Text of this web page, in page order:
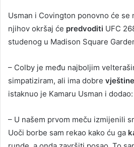
Usman i Covington ponovno će se
njihov okršaj će predvoditi UFC
studenog u Madison Square
– Colby je među najboljim
simpatiziram, ali ima dobre vještine
istaknuo je Kamaru Usman i dodao:
– U našem prvom meču izmijenili
Uoči borbe sam rekao kako ću ga